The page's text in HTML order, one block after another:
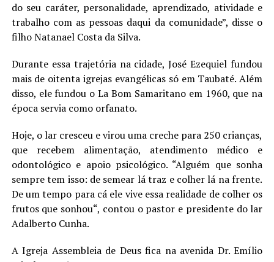
do seu caráter, personalidade, aprendizado, atividade e
trabalho com as pessoas daqui da comunidade”, disse o
filho Natanael Costa da Silva.
Durante essa trajetória na cidade, José Ezequiel fundou
mais de oitenta igrejas evangélicas só em Taubaté. Além
disso, ele fundou o La Bom Samaritano em 1960, que na
época servia como orfanato.
Hoje, o lar cresceu e virou uma creche para 250 crianças,
que recebem alimentação, atendimento médico e
odontológico e apoio psicológico. “Alguém que sonha
sempre tem isso: de semear lá traz e colher lá na frente.
De um tempo para cá ele vive essa realidade de colher os
frutos que sonhou“, contou o pastor e presidente do lar
Adalberto Cunha.
A Igreja Assembleia de Deus fica na avenida Dr. Emílio